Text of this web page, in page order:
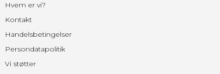
Hvem er vi?
Kontakt
Handelsbetingelser
Persondatapolitik
Vi støtter